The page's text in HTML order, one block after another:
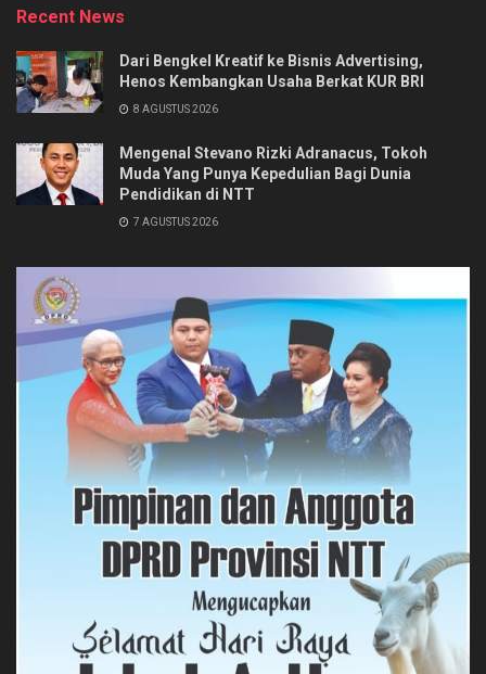
Recent News
Dari Bengkel Kreatif ke Bisnis Advertising,
Henos Kembangkan Usaha Berkat KUR BRI
8 AGUSTUS 2026
Mengenal Stevano Rizki Adranacus, Tokoh
Muda Yang Punya Kepedulian Bagi Dunia
Pendidikan di NTT
7 AGUSTUS 2026